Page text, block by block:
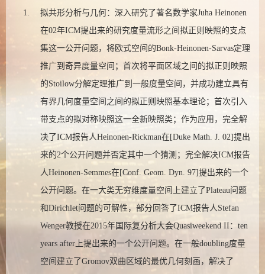
拟共形分析与几何：深入研究了著名数学家Juha Heinonen
在02年ICM提出来的研究度量流形之间拟正则映照的支点
集这一公开问题，将欧式空间的Bonk-Heinonen-Sarvas定理
推广到奇异度量空间；首次将平面区域之间的拟正则映照
的Stoilow分解定理推广到一般度量空间，并成功建立具有
有界几何度量空间之间的拟正则映照基本理论；首次引入
带支点的拟对称映照这一全新映照类；作为应用，完全解
决了ICM报告人Heinonen-Rickman在[Duke Math. J. 02]提出
来的2个公开问题并否定其中一个猜测；完全解决ICM报告
人Heinonen-Semmes在[Conf. Geom. Dyn. 97]提出来的一个
公开问题。在一大类无穷维度量空间上建立了Plateau问题
和Dirichlet问题的可解性，部分回答了ICM报告人Stefan
Wenger教授在2015年国际复分析大会Quasiweekend II：ten
years after上提出来的一个公开问题。在一般doubling度量
空间建立了Gromov双曲区域的最优几何刻画，解决了